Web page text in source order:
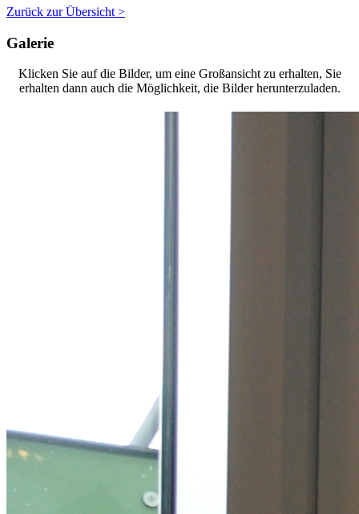
Zurück zur Übersicht >
Galerie
Klicken Sie auf die Bilder, um eine Großansicht zu erhalten, Sie
erhalten dann auch die Möglichkeit, die Bilder herunterzuladen.